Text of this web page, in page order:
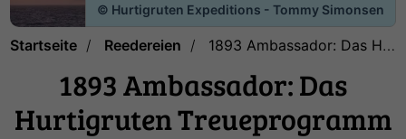
© Hurtigruten Expeditions - Tommy Simonsen
Startseite Reedereien 1893 Ambassador: Das Hurtigruten Treueprogramm
1893 Ambassador: Das
Hurtigruten Treueprogramm